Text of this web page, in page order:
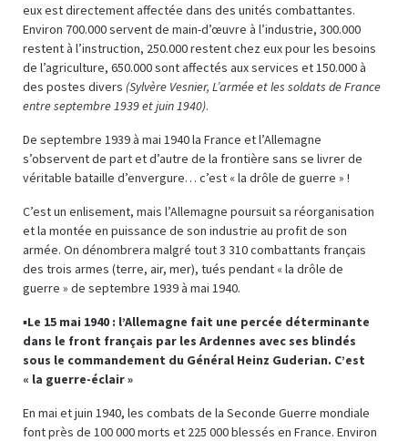
eux est directement affectée dans des unités combattantes.
Environ 700.000 servent de main-d’œuvre à l’industrie, 300.000
restent à l’instruction, 250.000 restent chez eux pour les besoins
de l’agriculture, 650.000 sont affectés aux services et 150.000 à
des postes divers (Sylvère Vesnier, L’armée et les soldats de France
entre septembre 1939 et juin 1940).
De septembre 1939 à mai 1940 la France et l’Allemagne
s’observent de part et d’autre de la frontière sans se livrer de
véritable bataille d’envergure… c’est « la drôle de guerre » !
C’est un enlisement, mais l’Allemagne poursuit sa réorganisation
et la montée en puissance de son industrie au profit de son
armée. On dénombrera malgré tout 3 310 combattants français
des trois armes (terre, air, mer), tués pendant « la drôle de
guerre » de septembre 1939 à mai 1940.
▪Le 15 mai 1940 : l’Allemagne fait une percée déterminante
dans le front français par les Ardennes avec ses blindés
sous le commandement du Général Heinz Guderian. C’est
« la guerre-éclair »
En mai et juin 1940, les combats de la Seconde Guerre mondiale
font près de 100 000 morts et 225 000 blessés en France. Environ